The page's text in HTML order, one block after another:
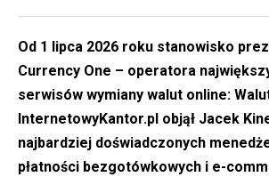
Od 1 lipca 2026 roku stanowisko
Currency One – operatora
serwisów wymiany walut online:
InternetowyKantor.pl objął Jacek
najbardziej doświadczonych
płatności bezgotówkowych i e-